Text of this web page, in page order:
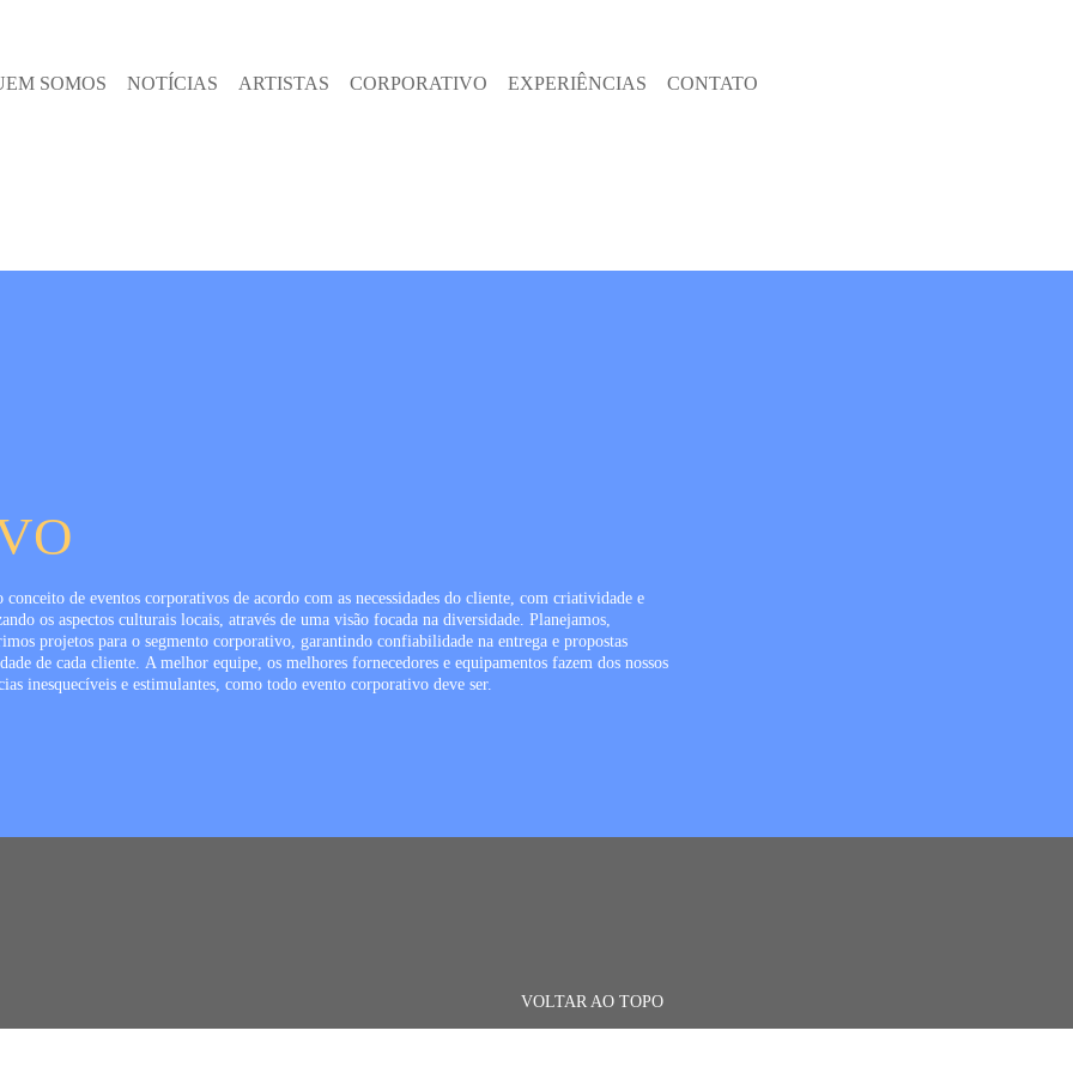
SOMOS NOTÍCIAS ARTISTAS CORPORATIVO EXPERIÊNCIAS CONTATO
conceito de eventos corporativos de acordo com as necessidades do cliente, com criatividade e
os aspectos culturais locais, através de uma visão focada na diversidade. Planejamos,
projetos para o segmento corporativo, garantindo confiabilidade na entrega e propostas
de cada cliente. A melhor equipe, os melhores fornecedores e equipamentos fazem dos nossos
inesquecíveis e estimulantes, como todo evento corporativo deve ser.
VOLTAR AO TOPO